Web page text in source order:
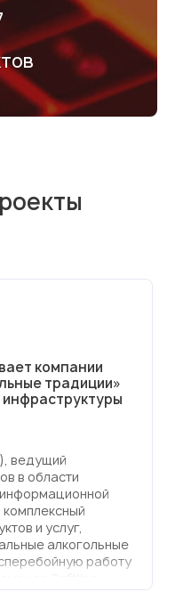
компании
традиции»
ведущий
в области
и услуг,
алкогольные
работу
оборудование